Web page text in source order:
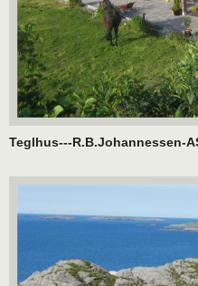
Teglhus---R.B.Johannessen-